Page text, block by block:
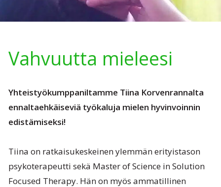
Vahvuutta mieleesi
Yhteistyökumppaniltamme Tiina Korvenrannalta
ennaltaehkäiseviä työkaluja mielen hyvinvoinnin
edistämiseksi!
Tiina on ratkaisukeskeinen ylemmän erityistason
psykoterapeutti sekä Master of Science in Solution
Focused Therapy. Hän on myös ammatillinen